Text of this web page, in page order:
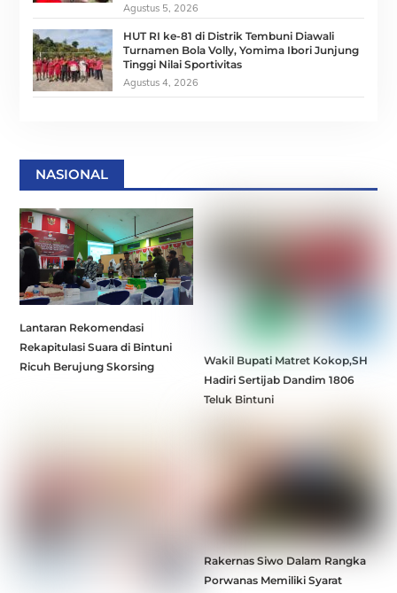
Agustus 5, 2026
HUT RI ke-81 di Distrik Tembuni Diawali
Turnamen Bola Volly, Yomima Ibori Junjung
Tinggi Nilai Sportivitas
Agustus 4, 2026
NASIONAL
Lantaran Rekomendasi
Rekapitulasi Suara di Bintuni
Ricuh Berujung Skorsing
Wakil Bupati Matret Kokop,SH
Hadiri Sertijab Dandim 1806
Teluk Bintuni
Rakernas Siwo Dalam Rangka
Porwanas Memiliki Syarat